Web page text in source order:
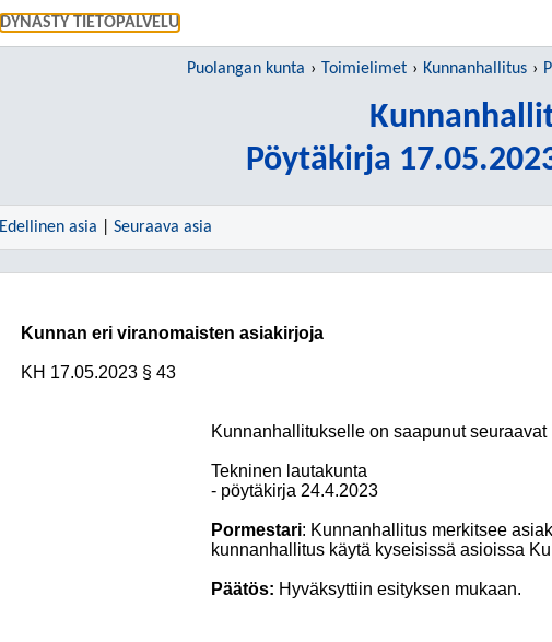
DYNASTY TIETOPALVELU
Puolangan kunta Toimielimet Kunnanhallitus
Pöytäkirja
Edellinen asia Seuraava asia
Kunnan eri viranomaisten asiakirjoja
KH 17.05.2023 § 43
Kunnanhallitukselle on saapunut
Tekninen lautakunta
- pöytäkirja 24.4.2023
Pormestari: Kunnanhallitus merkitsee
kunnanhallitus käytä kyseisissä asioissa
Päätös: Hyväksyttiin esityksen mukaan.